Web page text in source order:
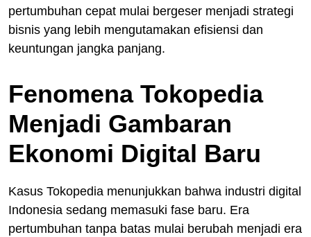
pertumbuhan cepat mulai bergeser menjadi strategi
bisnis yang lebih mengutamakan efisiensi dan
keuntungan jangka panjang.
Fenomena Tokopedia
Menjadi Gambaran
Ekonomi Digital Baru
Kasus Tokopedia menunjukkan bahwa industri digital
Indonesia sedang memasuki fase baru. Era
pertumbuhan tanpa batas mulai berubah menjadi era